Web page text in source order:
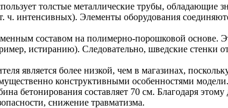
толстые металлические трубы, обладающие
ч. интенсивных). Элементы оборудования
составом на полимерно-порошковой основе.
истиранию). Следовательно, шведские стенки
является более низкой, чем в магазинах,
конструктивными особенностями модели.
бетонирования составляет 70 см. Благодаря
снижение травматизма.